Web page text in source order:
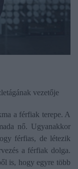
vezetője
a férfiak terepe. A
nő. Ugyanakkor
férfias, de létezik
a férfiak dolga.
is, hogy egyre több